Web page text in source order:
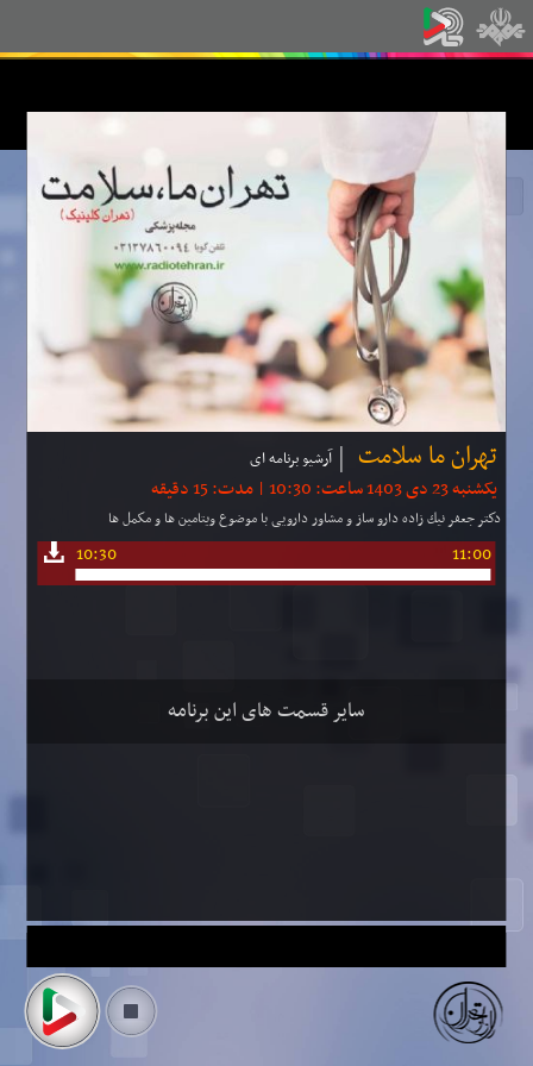
تهران ما سلامت آرشیو برنامه ای
یکشنبه 23 دی 1403 ساعت: 10:30 | مدت: 15 دقیقه
دكتر جعفر نیك زاده دارو ساز و مشاور دارویی با موضوع ویتامین ها و مكمل ها
10:30 11:00
سایر قسمت های این برنامه